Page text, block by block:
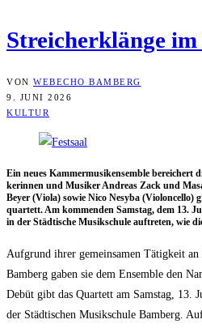
Strei­ch­er­klän­ge im
VON WEBECHO BAMBERG
9. JUNI 2026
KULTUR
Ein neu­es Kam­mer­mu­sik­ensem­ble berei­chert
ke­rin­nen und Musi­ker Andre­as Zack und
Bey­er (Vio­la) sowie Nico Nesy­ba (Vio­lon­cel­lo)
quar­tett. Am kom­men­den Sams­tag, dem 13.
in der Städ­ti­sche Musik­schu­le auf­tre­ten, wie
Auf­grund ihrer gemein­sa­men Tätig­keit an
Bam­berg gaben sie dem Ensem­ble den
Debüt gibt das Quar­tett am Sams­tag, 13.
der Städ­ti­schen Musik­schu­le Bam­berg.